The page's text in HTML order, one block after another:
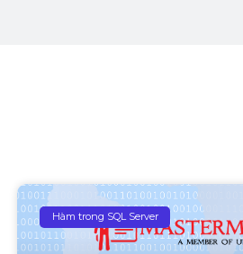
Hàm trong SQL Server